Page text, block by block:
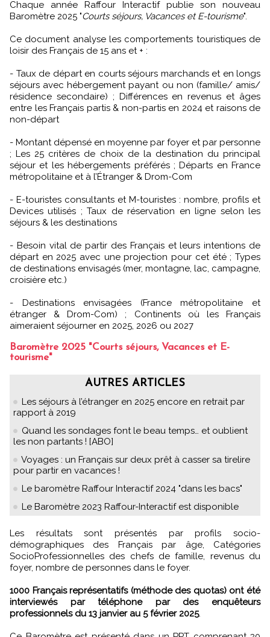
Chaque année Raffour Interactif publie son nouveau
Baromètre 2025 "Courts séjours, Vacances et E-tourisme".
Ce document analyse les comportements touristiques de
loisir des Français de 15 ans et + :
- Taux de départ en courts séjours marchands et en longs
séjours avec hébergement payant ou non (famille/ amis/
résidence secondaire) ; Différences en revenus et âges
entre les Français partis & non-partis en 2024 et raisons de
non-départ
- Montant dépensé en moyenne par foyer et par personne
; Les 25 critères de choix de la destination du principal
séjour et les hébergements préférés ; Départs en France
métropolitaine et à l’Étranger & Drom-Com
- E-touristes consultants et M-touristes : nombre, profils et
Devices utilisés ; Taux de réservation en ligne selon les
séjours & les destinations
- Besoin vital de partir des Français et leurs intentions de
départ en 2025 avec une projection pour cet été ; Types
de destinations envisagés (mer, montagne, lac, campagne,
croisière etc.)
- Destinations envisagées (France métropolitaine et
étranger & Drom-Com) ; Continents où les Français
aimeraient séjourner en 2025, 2026 ou 2027
Baromètre 2025 "Courts séjours, Vacances et E-
tourisme"
AUTRES ARTICLES
Les séjours à l’étranger en 2025 encore en retrait par
rapport à 2019
Quand les sondages font le beau temps… et oublient
les non partants ! [ABO]
Voyages : un Français sur deux prêt à casser sa tirelire
pour partir en vacances !
Le baromètre Raffour Interactif 2024 "dans les bacs"
Le Baromètre 2023 Raffour-Interactif est disponible
Les résultats sont présentés par profils socio-
démographiques des Français par âge, Catégories
SocioProfessionnelles des chefs de famille, revenus du
foyer, nombre de personnes dans le foyer.
1000 Français représentatifs (méthode des quotas) ont été
interviewés par téléphone par des enquêteurs
professionnels du 13 janvier au 5 février 2025.